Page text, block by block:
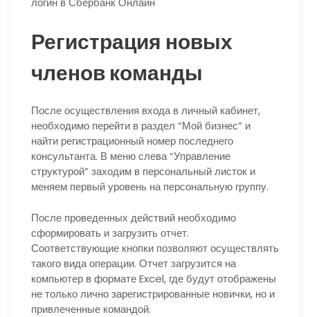
Регистрация новых
членов команды
После осуществления входа в личный кабинет,
необходимо перейти в раздел “Мой бизнес” и
найти регистрационный номер последнего
консультанта. В меню слева “Управление
структурой” заходим в персональный листок и
меняем первый уровень на персональную группу.
После проведенных действий необходимо
сформировать и загрузить отчет.
Соответствующие кнопки позволяют осуществлять
такого вида операции. Отчет загрузится на
компьютер в формате Excel, где будут отображены
не только лично зарегистрированные новички, но и
привлеченные командой.